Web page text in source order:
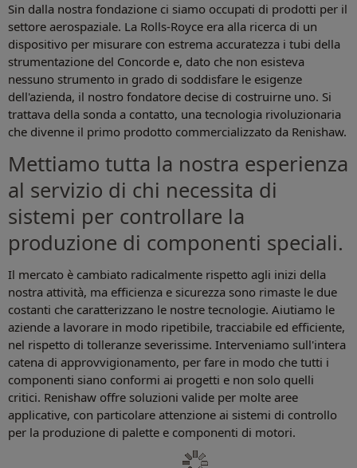
Sin dalla nostra fondazione ci siamo occupati di prodotti per il
settore aerospaziale. La Rolls-Royce era alla ricerca di un
dispositivo per misurare con estrema accuratezza i tubi della
strumentazione del Concorde e, dato che non esisteva
nessuno strumento in grado di soddisfare le esigenze
dell'azienda, il nostro fondatore decise di costruirne uno. Si
trattava della sonda a contatto, una tecnologia rivoluzionaria
che divenne il primo prodotto commercializzato da Renishaw.
Mettiamo tutta la nostra esperienza
al servizio di chi necessita di
sistemi per controllare la
produzione di componenti speciali.
Il mercato è cambiato radicalmente rispetto agli inizi della
nostra attività, ma efficienza e sicurezza sono rimaste le due
costanti che caratterizzano le nostre tecnologie. Aiutiamo le
aziende a lavorare in modo ripetibile, tracciabile ed efficiente,
nel rispetto di tolleranze severissime. Interveniamo sull'intera
catena di approvvigionamento, per fare in modo che tutti i
componenti siano conformi ai progetti e non solo quelli
critici. Renishaw offre soluzioni valide per molte aree
applicative, con particolare attenzione ai sistemi di controllo
per la produzione di palette e componenti di motori.